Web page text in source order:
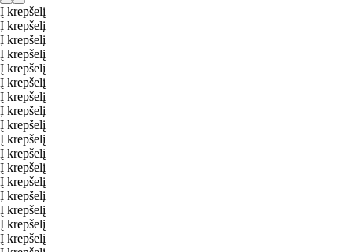
Į krepšelį
Į krepšelį
Į krepšelį
Į krepšelį
Į krepšelį
Į krepšelį
Į krepšelį
Į krepšelį
Į krepšelį
Į krepšelį
Į krepšelį
Į krepšelį
Į krepšelį
Į krepšelį
Į krepšelį
Į krepšelį
Į krepšelį